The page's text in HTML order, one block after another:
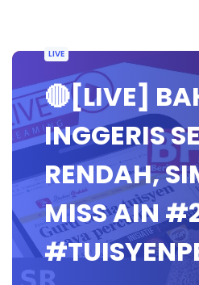
LIVE
🔴[LIVE]
INGGERIS
RENDAH,
MISS AIN